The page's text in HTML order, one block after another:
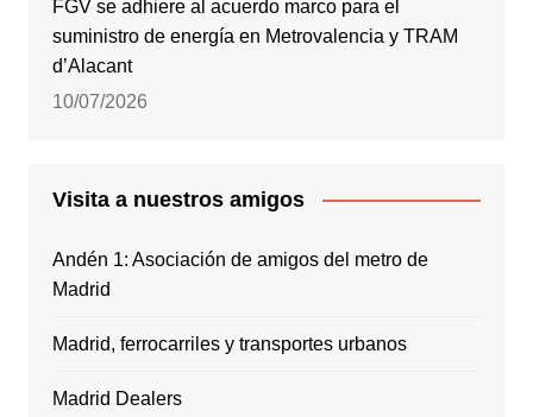
FGV se adhiere al acuerdo marco para el
suministro de energía en Metrovalencia y TRAM
d’Alacant
10/07/2026
Visita a nuestros amigos
Andén 1: Asociación de amigos del metro de
Madrid
Madrid, ferrocarriles y transportes urbanos
Madrid Dealers